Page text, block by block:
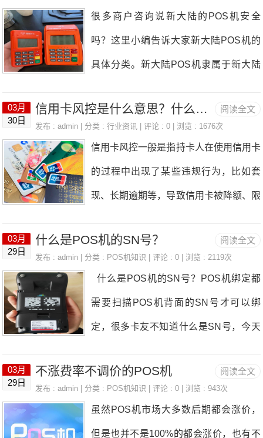
现在很多产品都不支持SOMA微信的，而
合利宝POS机器可以，所以这也是被称
为扫码小王子的原因之一。二、花呗支付
3扫码收款；3.输入需要消费的金额；4.
支持微信和支付宝扫码；2、扫码单笔10
00元以下，0.38%秒到；3、刷卡0.55%
秒到；4、秒到不加收任何费用；5、可
以插卡刷卡挥卡挥手机。6、微信和支付
宝扫码笔笔变商户。
很多商户咨询说新大陆的POS机安全
吗？这里小编告诉大家新大陆POS机的
具体分类。新大陆POS机隶属于新大陆
是专门研发、生产、销售于一体的品牌厂
好用吗新大陆生产多种不同型号的POS
机，为不同的商户、用户、企业带来不同
的良好消费体验，产品涵盖移动POS机
终端、传统POS机终端、智能POS机终
端等类型，为国内餐饮、金融、零售、超
的支付方式，受到很多行业客户的青睐和
阅读全文
03月
30日
信用卡风控是什么意思？什么原因？
发布 : admin | 分类 :行业资讯 | 评论 : 0 | 浏览 : 1676次
信用卡风控一般是指持卡人在使用信用卡
的过程中出现了某些违规行为，比如套
现、长期逾期等，导致信用卡被降额、限
会被银行风控？常见的会导致信用卡被风
纳金，严重的会影响征信，以后贷款就很
困难了。如果持卡人的信用卡长期逾期，
封卡是在所难免的，不仅如此，持卡人还
阅读全文
03月
29日
什么是POS机的SN号？
发布 : admin | 分类 : POS机知识 | 评论 : 0 | 浏览 : 2119次
什么是POS机的SN号？POS机绑定都
需要扫描POS机背面的SN号才可以绑
定，很多卡友不知道什么是SN号，今天
题。SN序列号相当于机器的身份证，每
阅读全文
03月
29日
不涨费率不调价的POS机
发布 : admin | 分类 : POS机知识 | 评论 : 0 | 浏览 : 943次
虽然POS机市场大多数后期都会涨价，
但是也并不是100%的都会涨价，也有不